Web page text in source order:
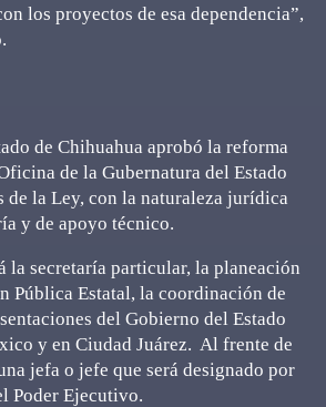
los proyectos de esa dependencia”,
de Chihuahua aprobó la reforma
de la Gubernatura del Estado
de la Ley, con la naturaleza jurídica
y de apoyo técnico.
la secretaría particular, la planeación
Pública Estatal, la coordinación de
del Gobierno del Estado
y en Ciudad Juárez. Al frente de
jefa o jefe que será designado por
Poder Ejecutivo.